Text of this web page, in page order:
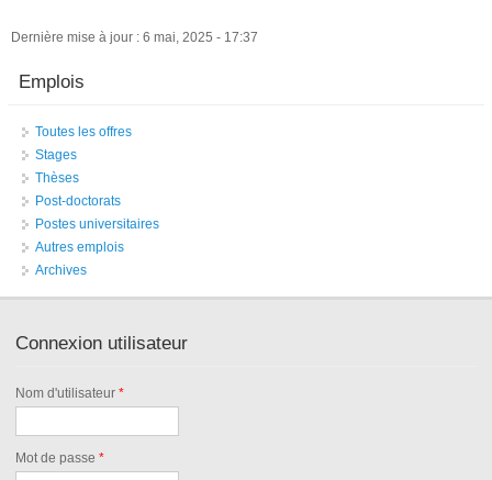
Dernière mise à jour : 6 mai, 2025 - 17:37
Emplois
Toutes les offres
Stages
Thèses
Post-doctorats
Postes universitaires
Autres emplois
Archives
Connexion utilisateur
Nom d'utilisateur*
Mot de passe*